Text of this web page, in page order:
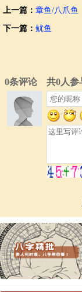
上一篇： 章鱼/八爪鱼
下一篇： 鱿鱼